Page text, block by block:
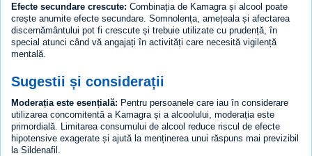
Efecte secundare crescute: Combinația de Kamagra și alcool poate
crește anumite efecte secundare. Somnolența, amețeala și afectarea
discernământului pot fi crescute și trebuie utilizate cu prudență, în
special atunci când vă angajați în activități care necesită vigilență
mentală.
Sugestii și considerații
Moderația este esențială: Pentru persoanele care iau în considerare
utilizarea concomitentă a Kamagra și a alcoolului, moderația este
primordială. Limitarea consumului de alcool reduce riscul de efecte
hipotensive exagerate și ajută la menținerea unui răspuns mai previzibil
la Sildenafil.